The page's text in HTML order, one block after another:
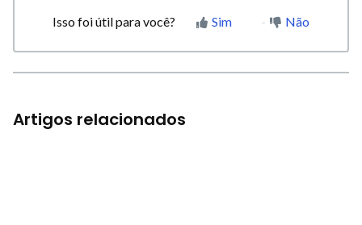
Isso foi útil para você? Sim Não
Artigos relacionados